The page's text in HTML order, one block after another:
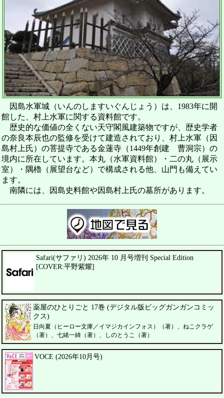
因島水軍城（いんのしますいぐんじょう）は、1983年に開
館した、村上水軍に関する資料館です。
歴史的な価値の全くない天守閣風建築物ですが、歴史学者
の奈良本辰也の監修を受けて建造されており、村上水軍（因
島村上氏）の菩提寺である金蓮寺（1449年創建 曹洞宗）の
境内に所在しています。本丸（水軍資料館）・二の丸（展示
室）・隅櫓（展望台など）で構成される他、山門も備えてい
ます。
南隣には、因島史料館や因島村上氏の墓所があります。
Safari(サファリ) 2026年 10 月号増刊 Special Edition
[COVER:平野紫耀]
薬屋のひとりごと 17巻 (デジタル版ビッグガンガンコミッ
クス)
日向夏（ヒーロー文庫／イマジカインフォス）（著）、ねこクラゲ
（著）、七緒一綺（著）、しのとうこ（著）
VOCE (2026年10月号)